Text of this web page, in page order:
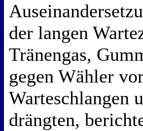
der langen
Tränengas,
gegen Wähler
Warteschlangen
drängten,